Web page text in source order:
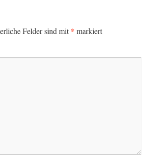
Felder sind mit* markiert